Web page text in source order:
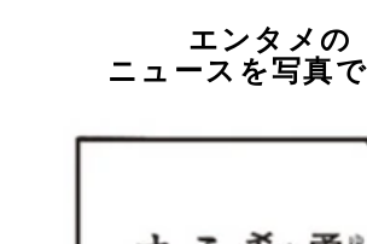
エンタメの
ニュースを写真